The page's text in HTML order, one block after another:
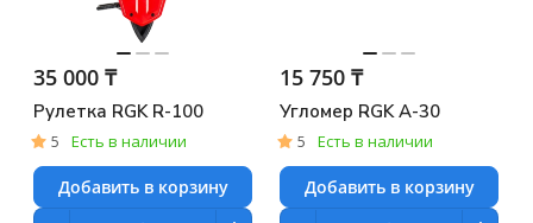
35 000 ₸
Рулетка RGK R-100
5 Есть в наличии
Добавить в корзину
15 750 ₸
Угломер RGK A-30
5 Есть в наличии
Добавить в корзину